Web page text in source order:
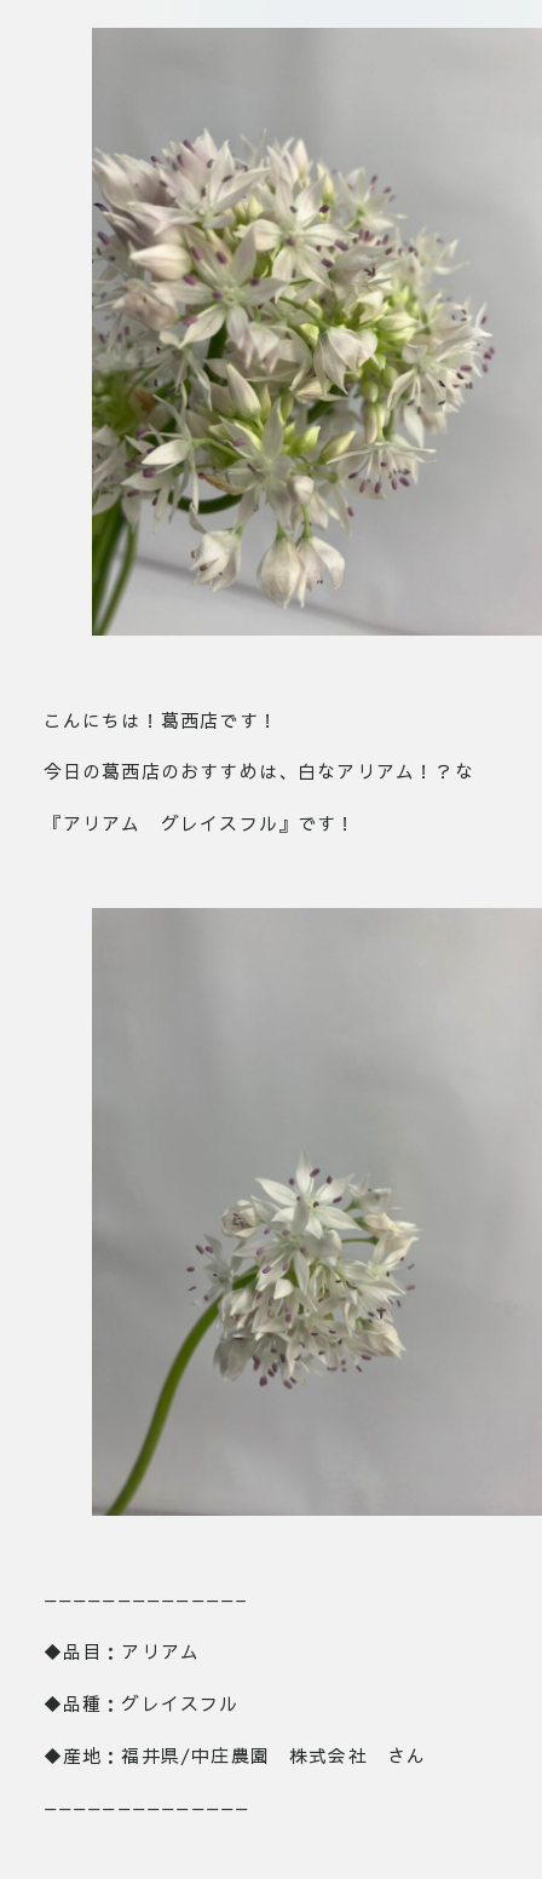
こんにちは！葛西店です！
今日の葛西店のおすすめは、白なアリアム！？な
『アリアム グレイスフル』です！
—————————————–
◆品目：アリアム
◆品種：グレイスフル
◆産地：福井県/中庄農園 株式会社 さん
——————————————
Tokyo
shokubutsu zufu
facebook